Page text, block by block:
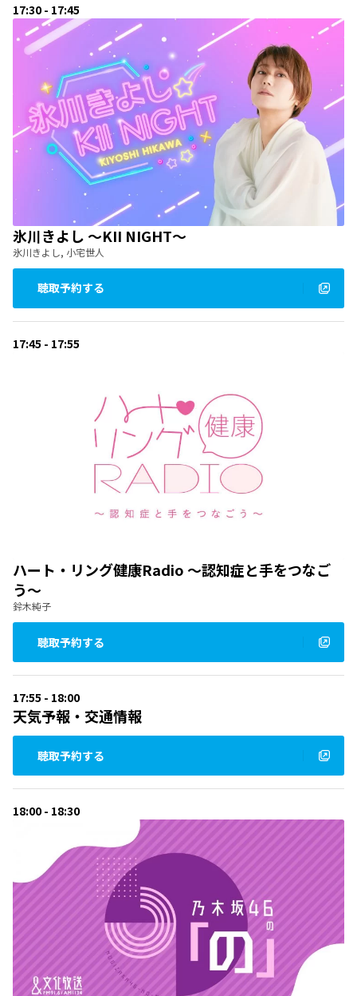
17:30 - 17:45
氷川きよし 〜KII NIGHT〜
氷川きよし, 小宅世人
聴取予約する
17:45 - 17:55
ハート・リング健康Radio ～認知症と手をつなご
う～
鈴木純子
聴取予約する
17:55 - 18:00
天気予報・交通情報
聴取予約する
18:00 - 18:30